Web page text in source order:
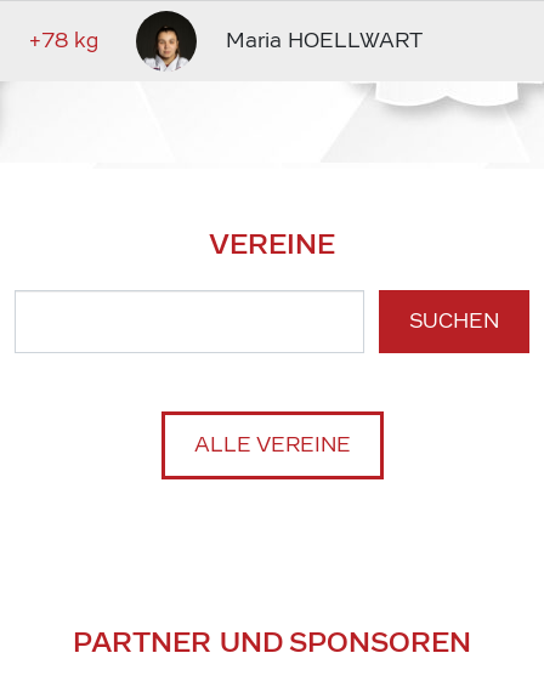
+78 kg Maria HOELLWART
VEREINE
SUCHEN
ALLE VEREINE
PARTNER UND SPONSOREN